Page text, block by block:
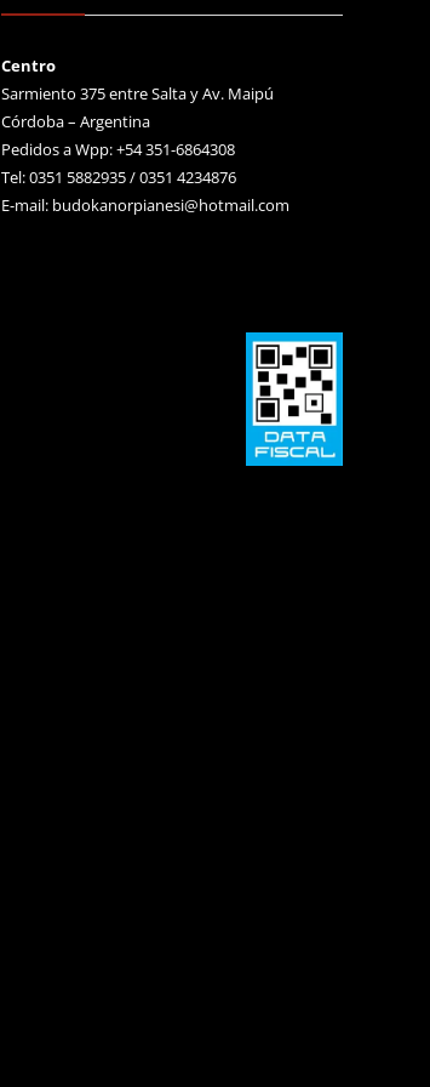
Centro
Sarmiento 375 entre Salta y Av. Maipú
Córdoba – Argentina
Pedidos a Wpp: +54 351-6864308
Tel: 0351 5882935 / 0351 4234876
E-mail: budokanorpianesi@hotmail.com